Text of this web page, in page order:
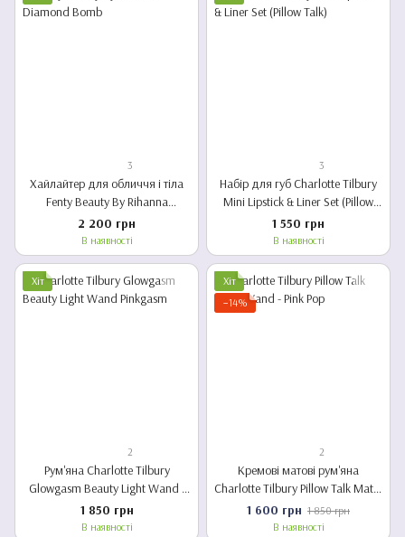
3
Хайлайтер для обличчя і тіла
Fenty Beauty By Rihanna
Diamond Bomb
2 200 грн
В наявності
3
Набір для губ Charlotte Tilbury
Mini Lipstick & Liner Set (Pіllow
Talk)
1 550 грн
В наявності
Хіт
2
Рум'яна Charlotte Tilbury
Glowgasm Beauty Light Wand -
Pinkgasm, 12ml
1 850 грн
В наявності
Хіт
−14%
2
Кремові матові рум'яна
Charlotte Tilbury Pillow Talk Matte
Beauty Blush Wand - Pink Pop
1 600 грн 1 850 грн
В наявності